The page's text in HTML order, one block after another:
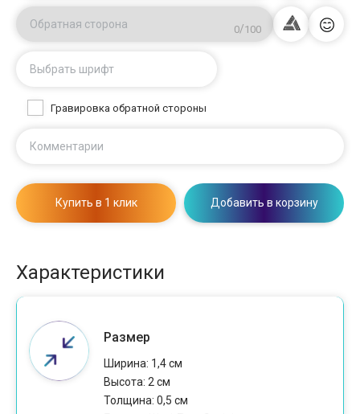
0/100
Обратная сторона
Выбрать шрифт
Гравировка обратной стороны
Комментарии
Купить в 1 клик Добавить в корзину
Характеристики
Размер
Ширина: 1,4 см
Высота: 2 см
Толщина: 0,5 см